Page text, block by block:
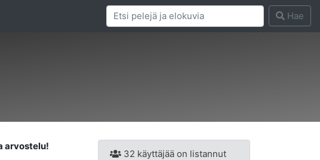
Hae
arvostelu!
32 käyttäjää on listannut